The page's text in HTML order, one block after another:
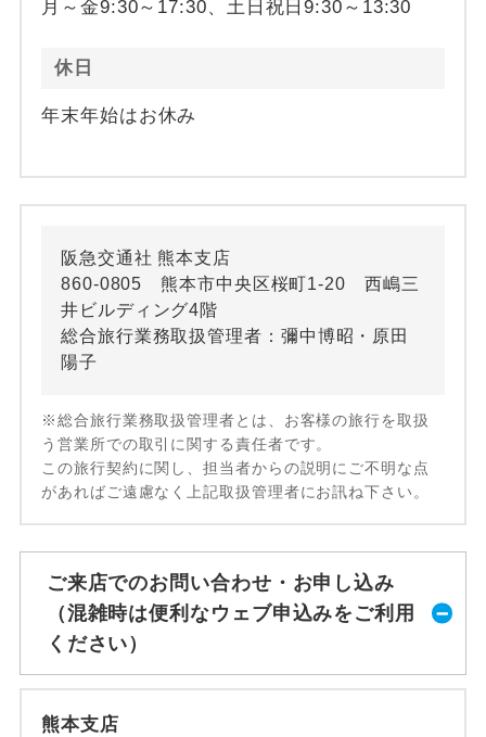
月～金9:30～17:30、土日祝日9:30～13:30
休日
年末年始はお休み
阪急交通社 熊本支店
860-0805 熊本市中央区桜町1-20 西嶋三
井ビルディング4階
総合旅行業務取扱管理者：彌中博昭・原田
陽子
※総合旅行業務取扱管理者とは、お客様の旅行を取扱
う営業所での取引に関する責任者です。
この旅行契約に関し、担当者からの説明にご不明な点
があればご遠慮なく上記取扱管理者にお訊ね下さい。
ご来店でのお問い合わせ・お申し込み
（混雑時は便利なウェブ申込みをご利用
ください）
熊本支店